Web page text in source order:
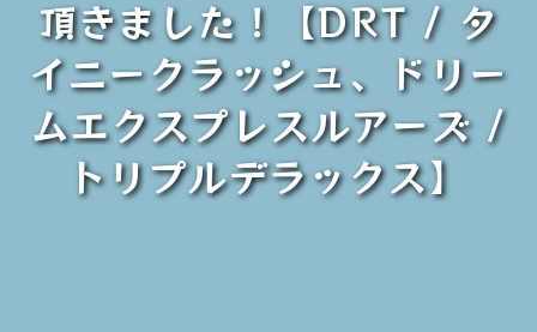
頂きました！【DRT / タ
イニークラッシュ、ドリー
ムエクスプレスルアーズ /
トリプルデラックス】